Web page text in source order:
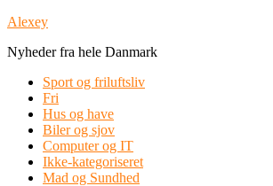
Skip
content
Alexey
Nyheder fra hele Danmark
Sport og friluftsliv
Fri
Hus og have
Biler og sjov
Computer og IT
Ikke-kategoriseret
Mad og Sundhed